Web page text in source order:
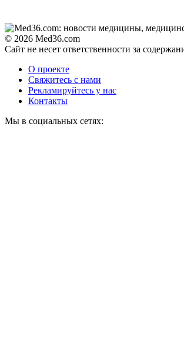
© 2026 Med36.com
Сайт не несет ответственности за
О проекте
Свяжитесь с нами
Рекламируйтесь у нас
Контакты
Мы в социальных сетях: